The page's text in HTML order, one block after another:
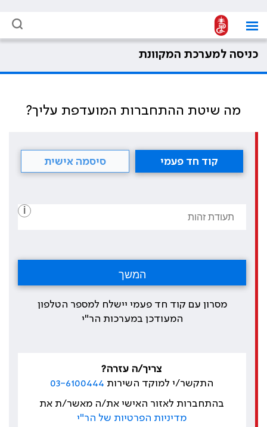
כניסה למערכת המקוונת
מה שיטת ההתחברות המועדפת עליך?
קוד חד פעמי סיסמה אישית
i
מסרון עם קוד חד פעמי יישלח למספר הטלפון
המעודכן במערכות הר"י
צריך/ה עזרה?
התקשר/י למוקד השירות 03-6100444
בהתחברות לאזור האישי את/ה מאשר/ת את
מדיניות הפרטיות של הר"י